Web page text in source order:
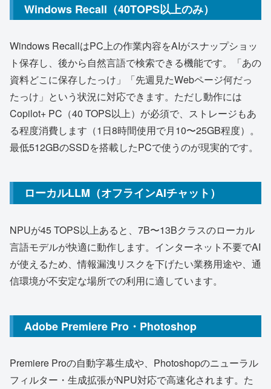
Windows Recall（40TOPS以上のみ）
Windows RecallはPC上の作業内容をAIがスナップショッ
ト保存し、後から自然言語で検索できる機能です。「あの
資料どこに保存したっけ」「先週見たWebページ何だっ
たっけ」という状況に対応できます。ただし動作には
Copilot+ PC（40 TOPS以上）が必須で、ストレージもあ
る程度消費します（1日8時間使用で月10〜25GB程度）。
最低512GBのSSDを搭載したPCで使うのが現実的です。
ローカルLLM（オフラインAIチャット）
NPUが45 TOPS以上あると、7B〜13Bクラスのローカル
言語モデルが快適に動作します。インターネット不要でAI
が使えるため、情報漏洩リスクを下げたい業務用途や、通
信環境が不安定な場所での利用に適しています。
Adobe Premiere Pro・Photoshop
Premiere Proの自動字幕生成や、Photoshopのニューラル
フィルター・生成拡張がNPU対応で高速化されます。た